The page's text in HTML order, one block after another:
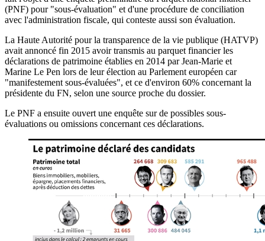
(PNF) pour "sous-évaluation" et d'une procédure de conciliation
avec l'administration fiscale, qui conteste aussi son évaluation.
La Haute Autorité pour la transparence de la vie publique (HATVP)
avait annoncé fin 2015 avoir transmis au parquet financier les
déclarations de patrimoine établies en 2014 par Jean-Marie et
Marine Le Pen lors de leur élection au Parlement européen car
"manifestement sous-évaluées", et ce d'environ 60% concernant la
présidente du FN, selon une source proche du dossier.
Le PNF a ensuite ouvert une enquête sur de possibles sous-
évaluations ou omissions concernant ces déclarations.